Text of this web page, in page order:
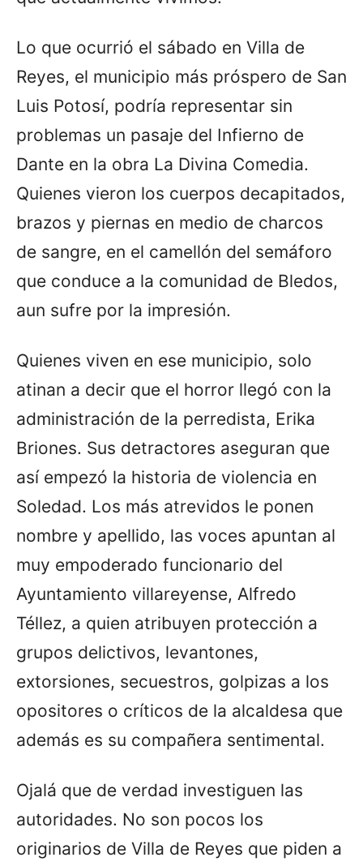
Lo que ocurrió el sábado en Villa de
Reyes, el municipio más próspero de San
Luis Potosí, podría representar sin
problemas un pasaje del Infierno de
Dante en la obra La Divina Comedia.
Quienes vieron los cuerpos decapitados,
brazos y piernas en medio de charcos
de sangre, en el camellón del semáforo
que conduce a la comunidad de Bledos,
aun sufre por la impresión.
Quienes viven en ese municipio, solo
atinan a decir que el horror llegó con la
administración de la perredista, Erika
Briones. Sus detractores aseguran que
así empezó la historia de violencia en
Soledad. Los más atrevidos le ponen
nombre y apellido, las voces apuntan al
muy empoderado funcionario del
Ayuntamiento villareyense, Alfredo
Téllez, a quien atribuyen protección a
grupos delictivos, levantones,
extorsiones, secuestros, golpizas a los
opositores o críticos de la alcaldesa que
además es su compañera sentimental.
Ojalá que de verdad investiguen las
autoridades. No son pocos los
originarios de Villa de Reyes que piden a